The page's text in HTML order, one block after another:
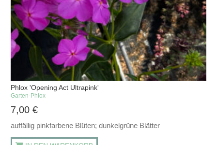
Phlox 'Opening Act Ultrapink'
Garten-Phlox
7,00€
auffällig pinkfarbene Blüten; dunkelgrüne Blätter